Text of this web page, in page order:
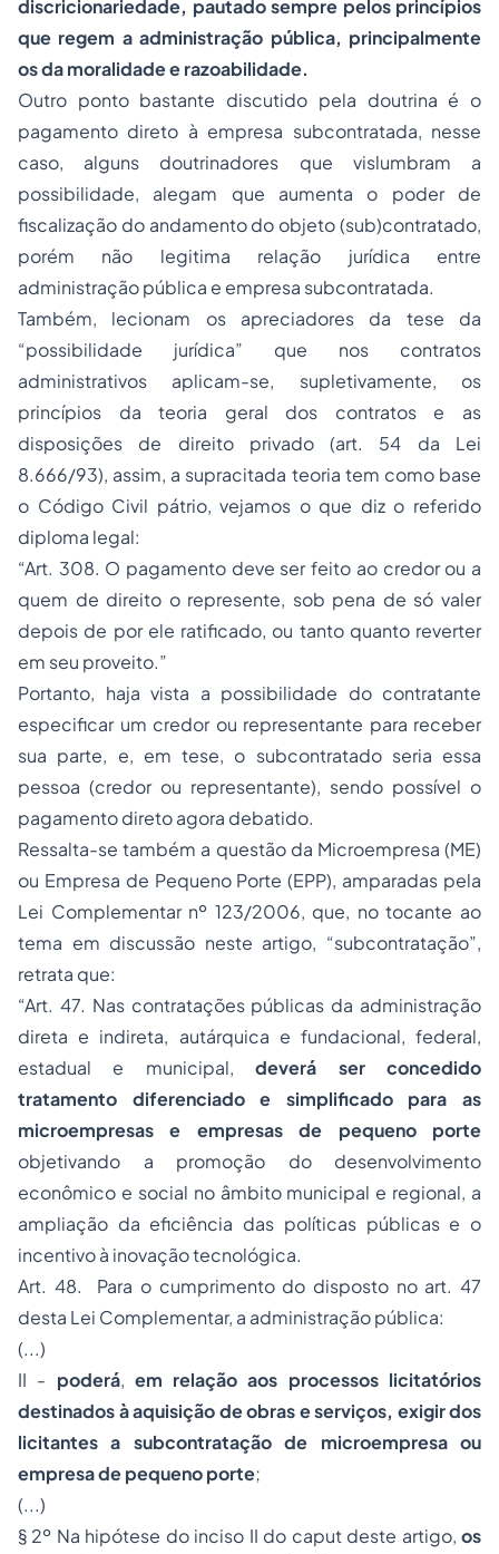
discricionariedade, pautado sempre pelos princípios
que regem a administração pública, principalmente
os da moralidade e razoabilidade.
Outro ponto bastante discutido pela doutrina é o
pagamento direto à empresa subcontratada, nesse
caso, alguns doutrinadores que vislumbram a
possibilidade, alegam que aumenta o poder de
fiscalização do andamento do objeto (sub)contratado,
porém não legitima relação jurídica entre
administração pública e empresa subcontratada.
Também, lecionam os apreciadores da tese da
“possibilidade jurídica” que nos contratos
administrativos aplicam-se, supletivamente, os
princípios da teoria geral dos contratos e as
disposições de direito privado (art. 54 da Lei
8.666/93), assim, a supracitada teoria tem como base
o Código Civil pátrio, vejamos o que diz o referido
diploma legal:
“Art. 308. O pagamento deve ser feito ao credor ou a
quem de direito o represente, sob pena de só valer
depois de por ele ratificado, ou tanto quanto reverter
em seu proveito.”
Portanto, haja vista a possibilidade do contratante
especificar um credor ou representante para receber
sua parte, e, em tese, o subcontratado seria essa
pessoa (credor ou representante), sendo possível o
pagamento direto agora debatido.
Ressalta-se também a questão da Microempresa (ME)
ou Empresa de Pequeno Porte (EPP), amparadas pela
Lei Complementar nº 123/2006, que, no tocante ao
tema em discussão neste artigo, “subcontratação”,
retrata que:
“Art. 47. Nas contratações públicas da administração
direta e indireta, autárquica e fundacional, federal,
estadual e municipal,deverá ser concedido
tratamento diferenciado e simplificado para as
microempresas e empresas de pequeno porte
objetivando a promoção do desenvolvimento
econômico e social no âmbito municipal e regional, a
ampliação da eficiência das políticas públicas e o
incentivo à inovação tecnológica.
Art. 48. Para o cumprimento do disposto no art. 47
desta Lei Complementar, a administração pública:
(...)
II - poderá, em relação aos processos licitatórios
destinados à aquisição de obras e serviços, exigir dos
licitantes a subcontratação de microempresa ou
empresa de pequeno porte;
(...)
§ 2º Na hipótese do inciso II do caput deste artigo, os